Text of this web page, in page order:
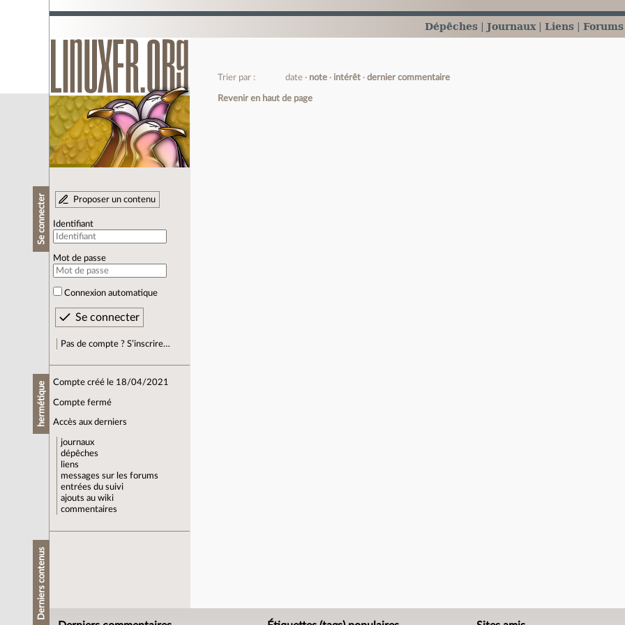
Dépêches Journaux Liens Forums
Se connecter Proposer un contenu
Identifiant
Mot de passe
Connexion automatique
Pas de compte ? S’inscrire…
hermétique Compte créé le 18/04/2021
Compte fermé
Accès aux derniers
journaux
dépêches
liens
messages sur les forums
entrées du suivi
ajouts au wiki
commentaires
Derniers contenus
Trier par : date note intérêt dernier commentaire
Revenir en haut de page